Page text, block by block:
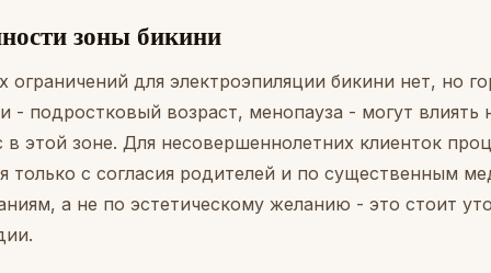
зоны бикини
для электроэпиляции бикини нет, но
- подростковый возраст, менопауза - могут влиять
в этой зоне. Для несовершеннолетних клиенток
только с согласия родителей и по существенным
а не по эстетическому желанию - это стоит